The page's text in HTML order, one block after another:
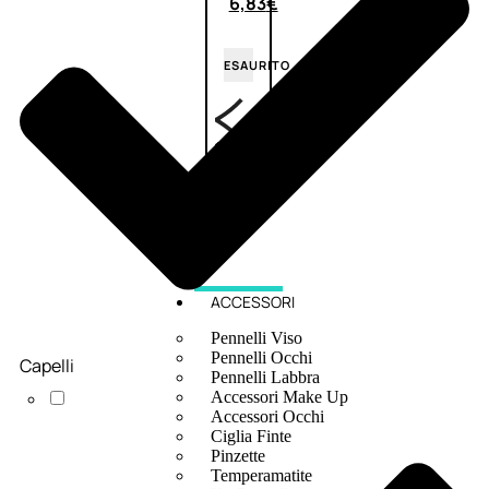
ESAURITO
ACCESSORI
Pennelli Viso
Pennelli Occhi
Pennelli Labbra
Accessori Make Up
Accessori Occhi
Ciglia Finte
Pinzette
Temperamatite
Capelli